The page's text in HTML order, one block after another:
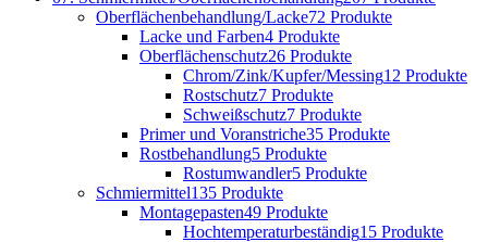
Oberflächenbehandlung/Lacke72 Produkte
Lacke und Farben4 Produkte
Oberflächenschutz26 Produkte
Chrom/Zink/Kupfer/Messing12 Produkte
Rostschutz7 Produkte
Schweißschutz7 Produkte
Primer und Voranstriche35 Produkte
Rostbehandlung5 Produkte
Rostumwandler5 Produkte
Schmiermittel135 Produkte
Montagepasten49 Produkte
Hochtemperaturbeständig15 Produkte